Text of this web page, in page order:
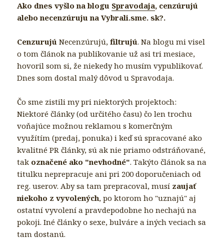
Ako dnes vyšlo na blogu Spravodaja, cenzúrujú
alebo necenzúruju na Vybrali.sme. sk?.
Cenzurujú Necenzúrujú,filtrujú. Na blogu mi visel
o tom článok na publikovanie už asi tri mesiace,
hovoril som si, že niekedy ho musím vypublikovať.
Dnes som dostal malý dôvod u Spravodaja.
Čo sme zistili my pri niektorých projektoch:
Niektoré články (od určitého času)čo len trochu
voňajúce možnou reklamou s komerčným
využítím (predaj, ponuka) i keď sú spracované ako
kvalitné PR články, sú ak nie priamo odstráňované,
tak označené ako "nevhodné". Takýto článok sa na
titulku neprepracuje ani pri 200 doporučeniach od
reg. userov. Aby sa tam prepracoval, musí zaujať
niekoho z vyvolených, po ktorom ho "uznajú" aj
ostatní vyvolení a pravdepodobne ho nechajú na
pokoji. Iné články o sexe, bulváre a iných veciach sa
tam dostanú.